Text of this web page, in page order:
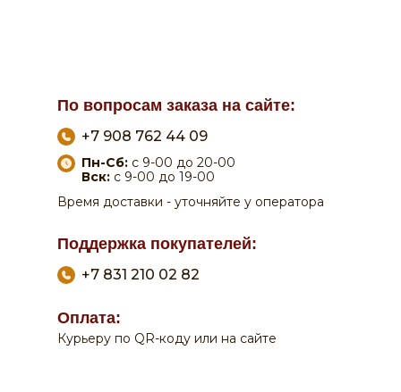
+7 908 762 44 09
+7 831 210 02 82
Пн-Сб: с 9-00 до 20-00
Вск: с 9-00 до 19-00
Время доставки - уточняйте у оператора
Курьеру по QR-коду или на сайте
По вопросам заказа на сайте:
Оплата:
Поддержка покупателей: